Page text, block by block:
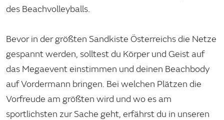
des Beachvolleyballs.
Bevor in der größten Sandkiste Österreichs die Netze
gespannt werden, solltest du Körper und Geist auf
das Megaevent einstimmen und deinen Beachbody
auf Vordermann bringen. Bei welchen Plätzen die
Vorfreude am größten wird und wo es am
sportlichsten zur Sache geht, erfährst du in unseren